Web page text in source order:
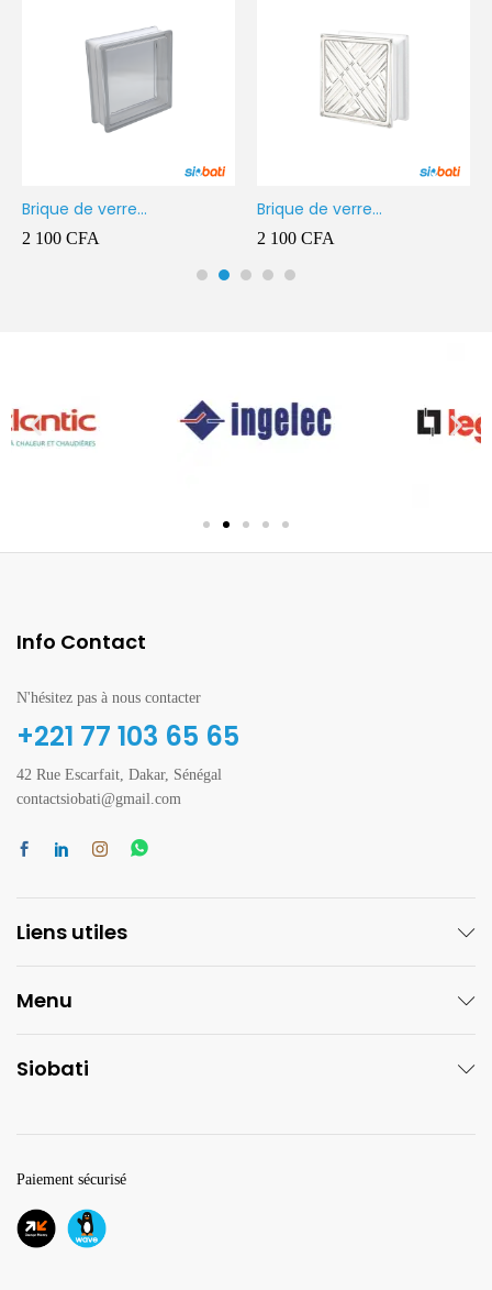
Brique de verre
190X190X80MM Transparent
2 100 CFA
Brique de verre
190X190X80MM CROSS
2 100 CFA
Info Contact
N'hésitez pas à nous contacter
+221 77 103 65 65
42 Rue Escarfait, Dakar, Sénégal
contactsiobati@gmail.com
Liens utiles
Menu
Siobati
Paiement sécurisé